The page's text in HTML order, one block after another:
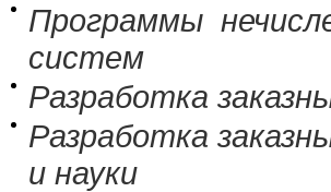
Программы
систем
Разработка
Разработка
и науки